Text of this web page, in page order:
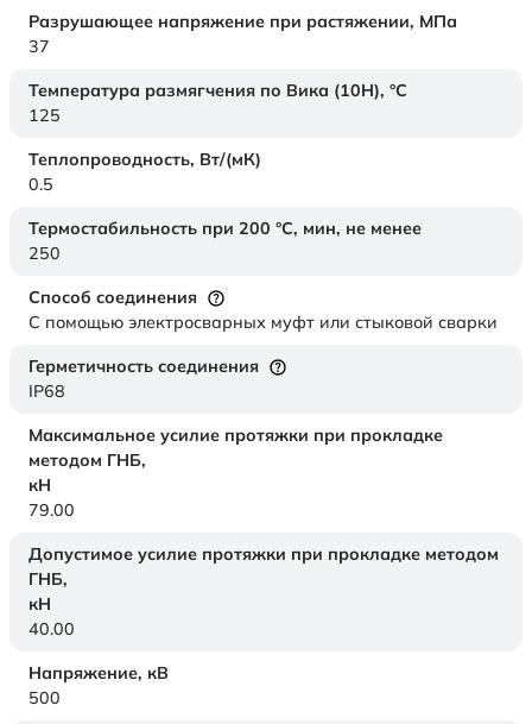
Разрушающее напряжение при растяжении, МПа
37
Температура размягчения по Вика (10Н), °C
125
Теплопроводность, Вт/(мК)
0.5
Термостабильность при 200 °С, мин, не менее
250
Способ соединения
С помощью электросварных муфт или стыковой сварки
Герметичность соединения
IP68
Максимальное усилие протяжки при прокладке
методом ГНБ,
кН
79.00
Допустимое усилие протяжки при прокладке методом
ГНБ,
кН
40.00
Напряжение, кВ
500